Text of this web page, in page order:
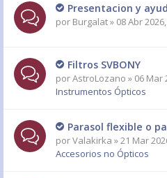
Presentacion y
por Burgalat» 08 Abr
Filtros SVBONY
porAstroLozano » 06 Mar
Instrumentos Ópticos
Parasol flexible o
porValakirka » 21 Mar
Accesorios no Ópticos